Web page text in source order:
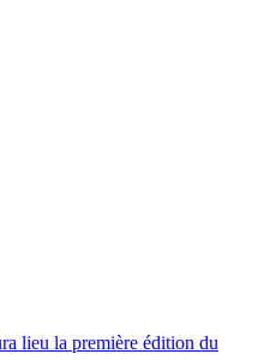
lieu la première édition du